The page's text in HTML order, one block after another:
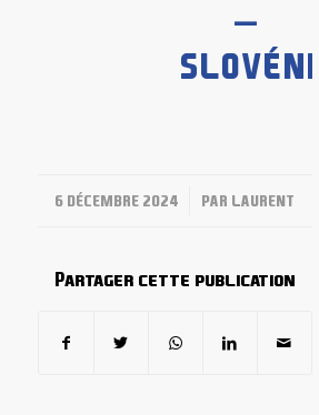
–
SLOVÉNIE
6 DÉCEMBRE 2024
/ PAR LAURENT
Partager cette publication